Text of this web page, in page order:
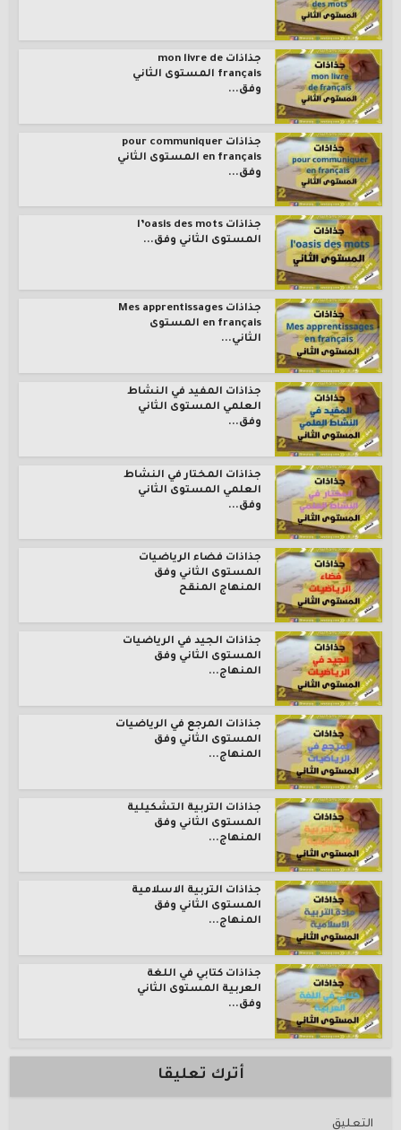
جذاذات mon livre de
français المستوى الثاني
وفق...
جذاذات pour communiquer
en français المستوى الثاني
وفق...
جذاذات l’oasis des mots
المستوى الثاني وفق...
جذاذات Mes apprentissages
en français المستوى
الثاني...
جذاذات المفيد في النشاط
العلمي المستوى الثاني
وفق...
جذاذات المختار في النشاط
العلمي المستوى الثاني
وفق...
جذاذات فضاء الرياضيات
المستوى الثاني وفق
المنهاج المنقح
جذاذات الجيد في الرياضيات
المستوى الثاني وفق
المنهاج...
جذاذات المرجع في الرياضيات
المستوى الثاني وفق
المنهاج...
جذاذات التربية التشكيلية
المستوى الثاني وفق
المنهاج...
جذاذات التربية الاسلامية
المستوى الثاني وفق
المنهاج...
جذاذات كتابي في اللغة
العربية المستوى الثاني
وفق...
أترك تعليقا
التعليق